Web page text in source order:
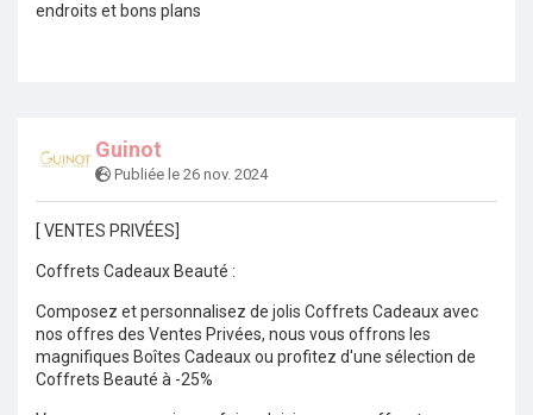
endroits et bons plans
Guinot
Publiée le 26 nov. 2024
[ VENTES PRIVÉES]
Coffrets Cadeaux Beauté :
Composez et personnalisez de jolis Coffrets Cadeaux avec
nos offres des Ventes Privées, nous vous offrons les
magnifiques Boîtes Cadeaux ou profitez d'une sélection de
Coffrets Beauté à -25%